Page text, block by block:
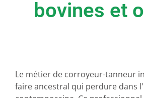
bovines et
Le métier de corroyeur-tanneur
faire ancestral qui perdure dans